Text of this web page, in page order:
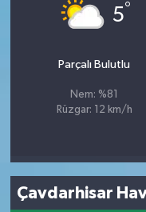
5°
Parçalı Bulutlu
Nem: %81
Rüzgar: 12 km/h
Çavdarhisar